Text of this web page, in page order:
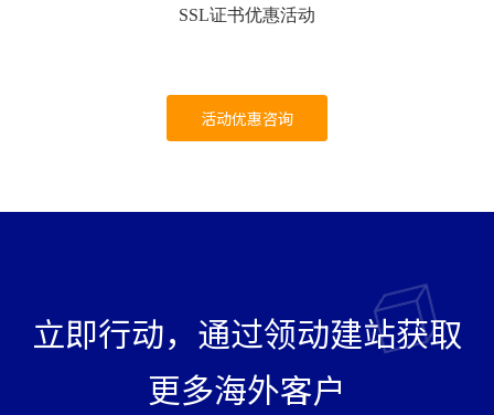
SSL证书优惠活动
活动优惠咨询
立即行动，通过领动建站获取
更多海外客户